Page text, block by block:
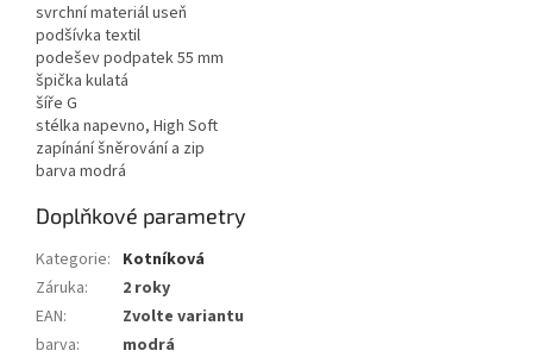
svrchní materiál useň
podšívka textil
podešev podpatek 55 mm
špička kulatá
šíře G
stélka napevno, High Soft
zapínání šněrování a zip
barva modrá
Doplňkové parametry
Kategorie: Kotníková
Záruka:
2 roky
EAN:
Zvolte variantu
barva:
modrá